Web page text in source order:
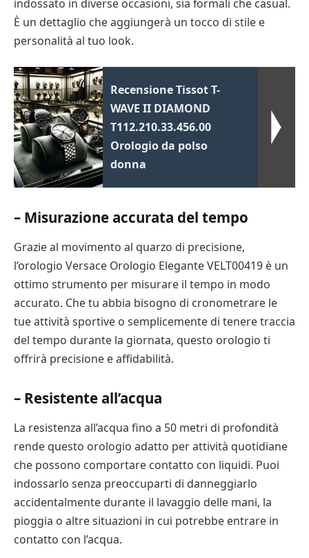
indossato in diverse occasioni, sia formali che casual.
È un dettaglio che aggiungerà un tocco di stile e
personalità al tuo look.
Recensione Tissot T-
WAVE II DIAMOND
T112.210.33.456.00
Orologio da polso
donna
– Misurazione accurata del tempo
Grazie al movimento al quarzo di precisione,
l’orologio Versace Orologio Elegante VELT00419 è un
ottimo strumento per misurare il tempo in modo
accurato. Che tu abbia bisogno di cronometrare le
tue attività sportive o semplicemente di tenere traccia
del tempo durante la giornata, questo orologio ti
offrirà precisione e affidabilità.
– Resistente all’acqua
La resistenza all’acqua fino a 50 metri di profondità
rende questo orologio adatto per attività quotidiane
che possono comportare contatto con liquidi. Puoi
indossarlo senza preoccuparti di danneggiarlo
accidentalmente durante il lavaggio delle mani, la
pioggia o altre situazioni in cui potrebbe entrare in
contatto con l’acqua.